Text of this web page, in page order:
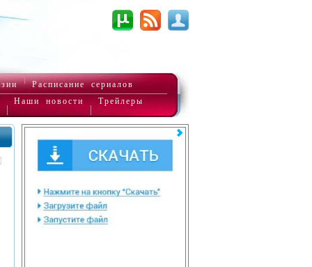
Расписание сериалов
Наши новости Трейлеры